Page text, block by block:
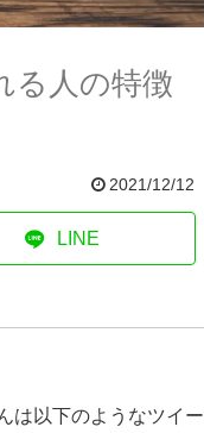
る人の特徴
2021/12/12
LINE
は以下のようなツイー